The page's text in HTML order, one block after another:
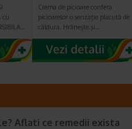
cu
Crema de picioare confera
picioarelor o senzație placută de
căldura. Hrănește și…
Aflati ce remedii exista